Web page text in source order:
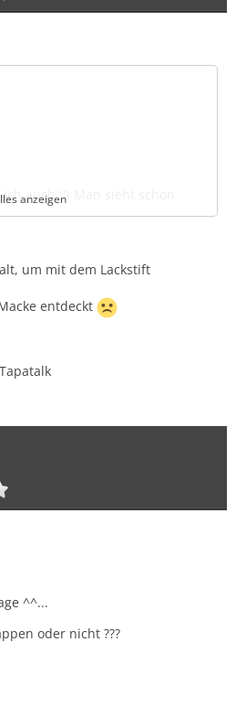
auch !!! Man sieht schon
Lack bei mir
... Hab mir
Original 10 Euro...
Entwerder lackstift oder
anzeigen
um mit dem Lackstift
entdeckt
^^...
oder nicht ???